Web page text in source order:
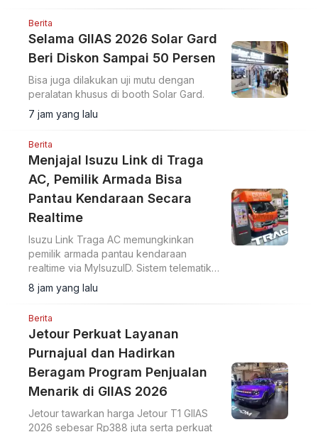
Berita
Selama GIIAS 2026 Solar Gard
Beri Diskon Sampai 50 Persen
Bisa juga dilakukan uji mutu dengan
peralatan khusus di booth Solar Gard.
7 jam yang lalu
Berita
Menjajal Isuzu Link di Traga
AC, Pemilik Armada Bisa
Pantau Kendaraan Secara
Realtime
Isuzu Link Traga AC memungkinkan
pemilik armada pantau kendaraan
realtime via MyIsuzuID. Sistem telematika
ini pantau lokasi, kecepatan, dan
operasional kendaraan.
8 jam yang lalu
Berita
Jetour Perkuat Layanan
Purnajual dan Hadirkan
Beragam Program Penjualan
Menarik di GIIAS 2026
Jetour tawarkan harga Jetour T1 GIIAS
2026 sebesar Rp388 juta serta perkuat